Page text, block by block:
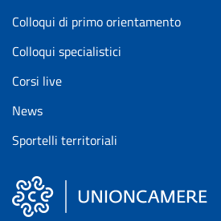
Colloqui di primo orientamento
Colloqui specialistici
Corsi live
News
Sportelli territoriali